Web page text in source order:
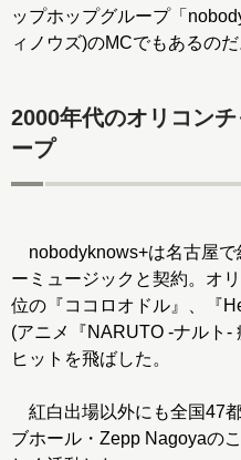
ップホップグループ「
ィノウズ)のMCでもあるのだ
2000年代のオリコン
ープ
nobodyknows+は名古屋で
ーミュージックと契約。オ
位の『ココロオドル』、『
(アニメ『NARUTO -ナルト-
ヒットを飛ばした。
紅白出場以外にも全国47
ブホール・Zepp Nagoyaの